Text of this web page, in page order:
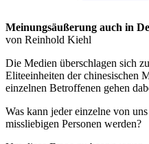
Meinungsäußerung auch in
von Reinhold Kiehl
Die Medien überschlagen sich
Eliteeinheiten der chinesischen
einzelnen Betroffenen gehen
Was kann jeder einzelne von
missliebigen Personen werden?